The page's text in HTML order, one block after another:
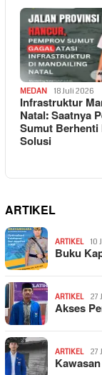
MEDAN 18 Juli 2026
Infrastruktur
Natal: Saatnya
Sumut Berhenti
Solusi
ARTIKEL
ARTIKEL 10
Buku
ARTIKEL 27
Akses
ARTIKEL 27